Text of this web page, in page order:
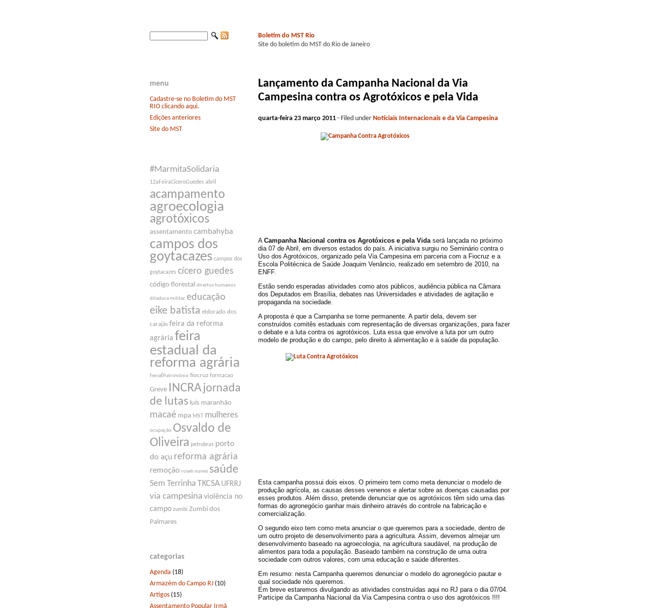
menu
Cadastre-se no Boletim do MST
RIO clicando aqui.
Edições anteriores
Site do MST
#MarmitaSolidaria
12aFeiraCíceroGuedes abril
acampamento
agroecologia
agrotóxicos
assentamento cambahyba
campos dos
goytacazes campos dos
goytacazes cícero guedes
código florestal direitos humanos
ditadura militar educação
eike batista eldorado dos
carajás feira da reforma
agrária feira
estadual da
reforma agrária
FeiraÉPatrimônio fiocruz formacao
Greve INCRA jornada
de lutas luís maranhão
macaé mpa MST mulheres
ocupação Osvaldo de
Oliveira petrobras porto
do açu reforma agrária
remoção roseli nunes saúde
Sem Terrinha TKCSA UFRRJ
via campesina violência no
campo zumbi Zumbi dos
Palmares
categorias
Agenda (18)
Armazém do Campo RJ (10)
Artigos (15)
Assentamento Popular Irmã
Boletim do MST Rio
Site do boletim do MST do Rio de Janeiro
Lançamento da Campanha Nacional da Via
Campesina contra os Agrotóxicos e pela Vida
quarta-feira 23 março 2011 - Filed under Notíciais Internacionais e da Via Campesina
A Campanha Nacional contra os Agrotóxicos e pela Vida será lançada no próximo
dia 07 de Abril, em diversos estados do país. A iniciativa surgiu no Seminário contra o
Uso dos Agrotóxicos, organizado pela Via Campesina em parceria com a Fiocruz e a
Escola Politécnica de Saúde Joaquim Venâncio, realizado em setembro de 2010, na
ENFF.
Estão sendo esperadas atividades como atos públicos, audiência pública na Câmara
dos Deputados em Brasília, debates nas Universidades e atividades de agitação e
propaganda na sociedade.
A proposta é que a Campanha se torne permanente. A partir dela, devem ser
construídos comitês estaduais com representação de diversas organizações, para fazer
o debate e a luta contra os agrotóxicos. Luta essa que envolve a luta por um outro
modelo de produção e do campo, pelo direito à alimentação e à saúde da população.
Esta campanha possui dois eixos. O primeiro tem como meta denunciar o modelo de
produção agrícola, as causas desses venenos e alertar sobre as doenças causadas por
esses produtos. Além disso, pretende denunciar que os agrotóxicos têm sido uma das
formas do agronegócio ganhar mais dinheiro através do controle na fabricação e
comercialização.
O segundo eixo tem como meta anunciar o que queremos para a sociedade, dentro de
um outro projeto de desenvolvimento para a agricultura. Assim, devemos almejar um
desenvolvimento baseado na agroecologia, na agricultura saudável, na produção de
alimentos para toda a população. Baseado também na construção de uma outra
sociedade com outros valores, com uma educação e saúde diferentes.
Em resumo: nesta Campanha queremos denunciar o modelo do agronegócio pautar e
qual sociedade nós queremos.
Em breve estaremos divulgando as atividades construídas aqui no RJ para o dia 07/04.
Participe da Campanha Nacional da Via Campesina contra o uso dos agrotóxicos !!!!